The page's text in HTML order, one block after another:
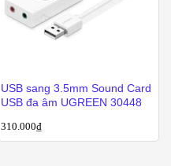
USB sang 3.5mm Sound Card
USB đa âm UGREEN 30448
310.000₫